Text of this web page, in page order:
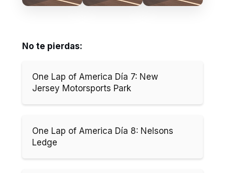
No te pierdas:
One Lap of America Día 7: New
Jersey Motorsports Park
One Lap of America Día 8: Nelsons
Ledge